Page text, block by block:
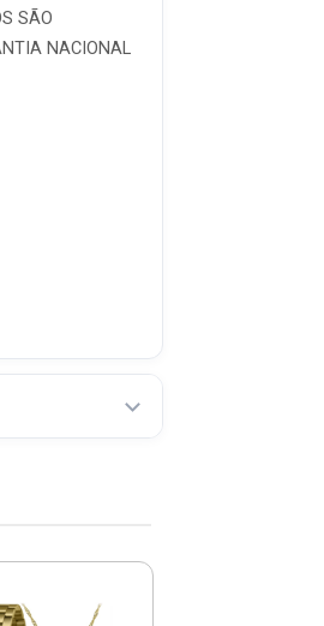
SÃO
NACIONAL